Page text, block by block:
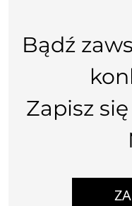
Bądź
Zapisz